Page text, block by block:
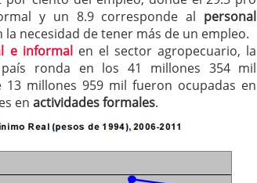
y un 8.9 corresponde al personal
la necesidad de tener más de un empleo.
e informalen el sector agropecuario, la
ronda en los 41 millones 354 mil
millones 959 mil fueron ocupadas en
en actividades formales.